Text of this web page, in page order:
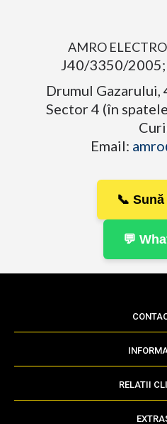
AMRO
J40/3350/
Drumul Gazarului,
Sector 4 (în
Email:
📞
💬
RELATII